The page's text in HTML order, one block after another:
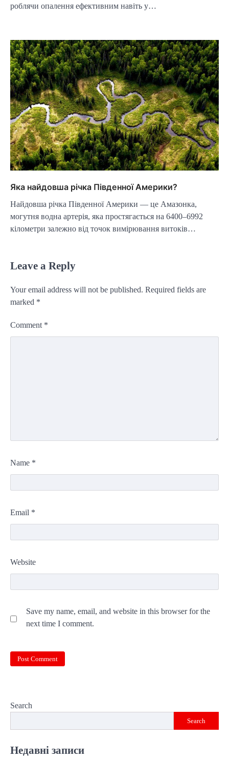
роблячи опалення ефективним навіть у…
Яка найдовша річка Південної Америки?
Найдовша річка Південної Америки — це Амазонка,
могутня водна артерія, яка простягається на 6400–6992
кілометри залежно від точок вимірювання витоків…
Leave a Reply
Your email address will not be published. Required fields are
marked *
Comment *
Name *
Email *
Website
Save my name, email, and website in this browser for the
next time I comment.
Search
Search
Недавні записи